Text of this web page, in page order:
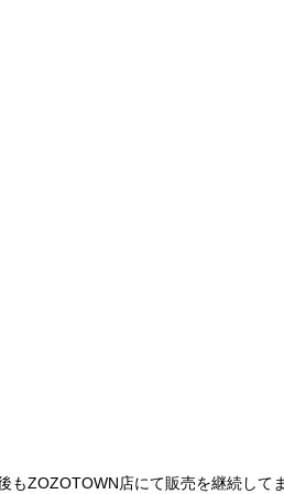
ZOZOTOWN店にて販売を継続して